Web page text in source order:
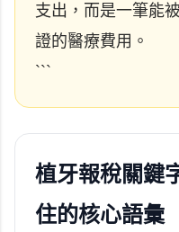
支出，而是一筆能
證的醫療費用。
```
植牙報稅關鍵
住的核心語彙